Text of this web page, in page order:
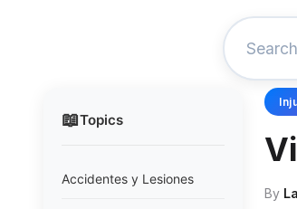
📖Topics
Accidentes y Lesiones
By